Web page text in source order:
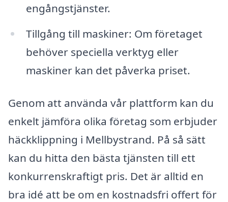
engångstjänster.
Tillgång till maskiner: Om företaget
behöver speciella verktyg eller
maskiner kan det påverka priset.
Genom att använda vår plattform kan du
enkelt jämföra olika företag som erbjuder
häckklippning i Mellbystrand. På så sätt
kan du hitta den bästa tjänsten till ett
konkurrenskraftigt pris. Det är alltid en
bra idé att be om en kostnadsfri offert för